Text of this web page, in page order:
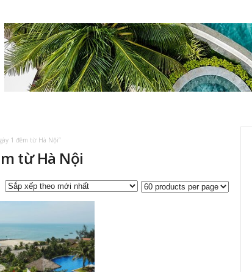
1 đêm từ Hà Nội”
từ Hà Nội